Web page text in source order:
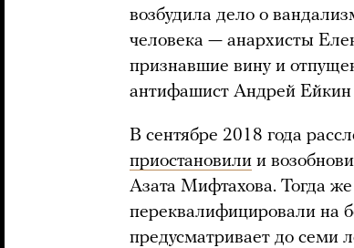
возбудила дело о
человека — анархисты
признавшие вину и
антифашист Андрей Ейкин
В сентябре 2018 года
приостановили и
Азата Мифтахова. Тогда же
переквалифицировали на
предусматривает до семи